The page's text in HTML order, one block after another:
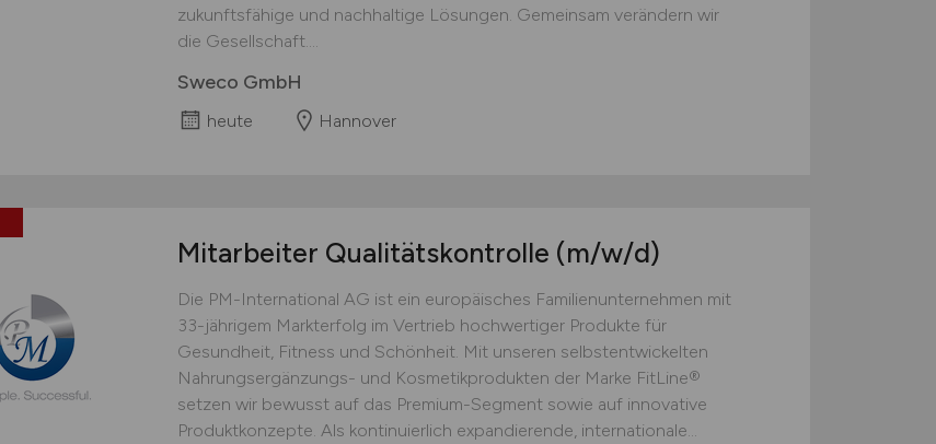
zukunftsfähige und nachhaltige Lösungen. Gemeinsam verändern wir
die Gesellschaft....
Sweco GmbH
heute Hannover
Mitarbeiter Qualitätskontrolle (m/w/d)
Die PM-International AG ist ein europäisches Familienunternehmen mit
33-jährigem Markterfolg im Vertrieb hochwertiger Produkte für
Gesundheit, Fitness und Schönheit. Mit unseren selbstentwickelten
Nahrungsergänzungs- und Kosmetikprodukten der Marke FitLine®
setzen wir bewusst auf das Premium-Segment sowie auf innovative
Produktkonzepte. Als kontinuierlich expandierende, internationale...